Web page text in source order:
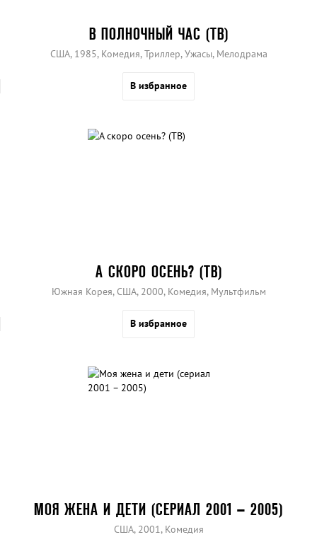
В ПОЛНОЧНЫЙ ЧАС (ТВ)
США, 1985, Комедия, Триллер, Ужасы, Мелодрама
В избранное
А СКОРО ОСЕНЬ? (ТВ)
Южная Корея, США, 2000, Комедия, Мультфильм
В избранное
МОЯ ЖЕНА И ДЕТИ (СЕРИАЛ 2001 – 2005)
США, 2001, Комедия